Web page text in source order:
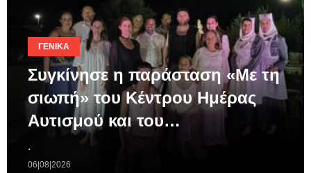
ΓΕΝΙΚΆ
Συγκίνησε η παράσταση «Με τη
σιωπή» του Κέντρου Ημέρας
Αυτισμού και του…
.
06|08|2026